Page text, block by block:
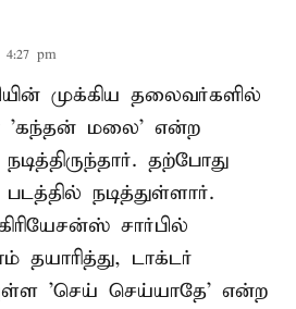
4:27 pm
முக்கிய தலைவர்களில்
'கந்தன் மலை' என்ற
தற்போது
நடித்துள்ளார்.
சார்பில்
தயாரித்து, டாக்டர்
'செய் செய்யாதே' என்ற